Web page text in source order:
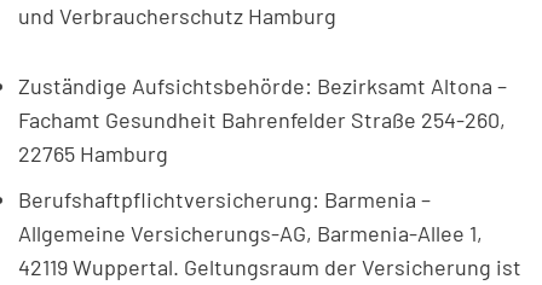
und Verbraucherschutz Hamburg
Zuständige Aufsichtsbehörde: Bezirksamt Altona –
Fachamt Gesundheit Bahrenfelder Straße 254-260,
22765 Hamburg
Berufshaftpflichtversicherung: Barmenia –
Allgemeine Versicherungs-AG, Barmenia-Allee 1,
42119 Wuppertal. Geltungsraum der Versicherung ist